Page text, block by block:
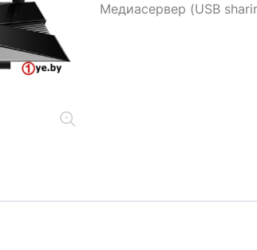
Медиасервер (USB